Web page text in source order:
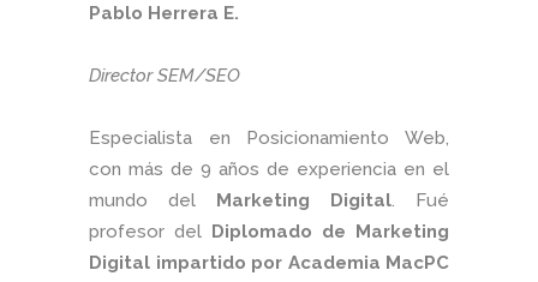
Pablo Herrera E.
Director SEM/SEO
Especialista en Posicionamiento Web,
con más de 9 años de experiencia en el
mundo del Marketing Digital. Fué
profesor del Diplomado de Marketing
Digital impartido por Academia MacPC